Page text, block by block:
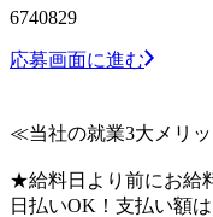
6740829
応募画面に進む
≪当社の就業3大メリ
★給料日より前にお給
日払いOK！支払い額は